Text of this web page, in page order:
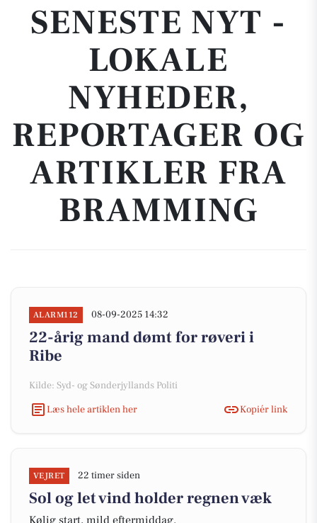
SENESTE NYT -
LOKALE
NYHEDER,
REPORTAGER OG
ARTIKLER FRA
BRAMMING
ALARM112 08-09-2025 14:32
22-årig mand dømt for røveri i
Ribe
Kilde: Syd- og Sønderjyllands Politi
Læs hele artiklen her
Kopiér link
VEJRET 22 timer siden
Sol og let vind holder regnen væk
Kølig start, mild eftermiddag.